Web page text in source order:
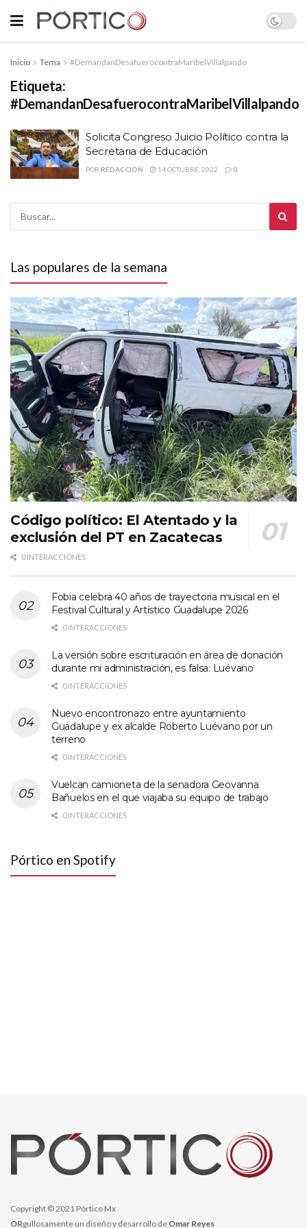
Inicio Tema #DemandanDesafuerocontraMaribelVillalpando
Etiqueta:
#DemandanDesafuerocontraMaribelVillalpando
Solicita Congreso Juicio Político contra la
Secretaria de Educación
POR REDACCIÓN 14 OCTUBRE, 2022 0
Las populares de la semana
Código político: El Atentado y la
exclusión del PT en Zacatecas
0 INTERACCIONES
Fobia celebra 40 años de trayectoria musical en el
Festival Cultural y Artístico Guadalupe 2026
0 INTERACCIONES
La versión sobre escrituración en área de donación
durante mi administración, es falsa: Luévano
0 INTERACCIONES
Nuevo encontronazo entre ayuntamiento
Guadalupe y ex alcalde Roberto Luévano por un
terreno
0 INTERACCIONES
Vuelcan camioneta de la senadora Geovanna
Bañuelos en el que viajaba su equipo de trabajo
0 INTERACCIONES
Pórtico en Spotify
Copyright © 2021 Pórtico Mx
ORgullosamente un diseño y desarrollo de Omar Reyes